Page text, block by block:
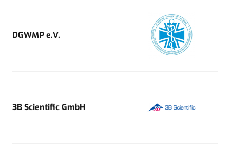
DGWMP e.V.
3B Scientific GmbH